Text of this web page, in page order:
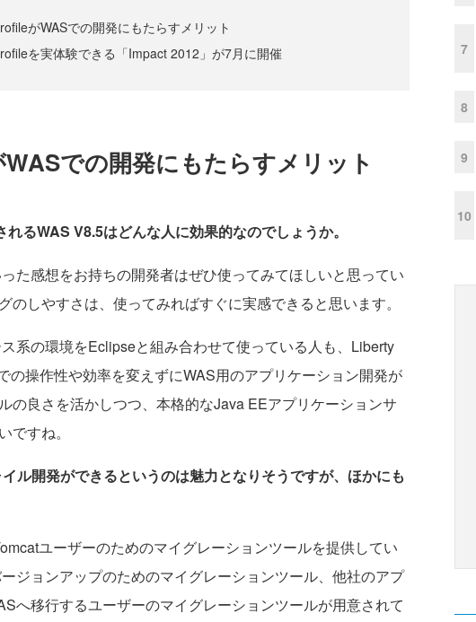
がWASでの開発にもたらすメリット
を実体験できる「Impact 2012」が7月に開催
での開発にもたらすメリット
るWAS V8.5はどんな人に効果的なのでしょうか。
た感想をお持ちの開発者はぜひ使ってみてほしいと思ってい
のしやすさは、使ってみればすぐに実感できると思います。
系の環境をEclipseと組み合わせて使っている人も、Liberty
の操作性や効率を変えずにWAS用のアプリケーション開発が
の良さを活かしつつ、本格的なJava EEアプリケーションサ
ですね。
開発ができるというのは魅力となりそうですが、ほかにも
ユーザーのためのマイグレーションツールを提供してい
ジョンアップのためのマイグレーションツール、他社のアプ
へ移行するユーザーのマイグレーションツールが用意されて
7
8
9
10